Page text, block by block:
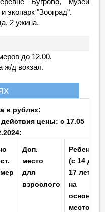
экопарк "Зооград".
2 ужина.
до 12.00.
ж/д вокзал.
в рублях:
цены: с 17.05
Доп.
место
для
взрослого
Ребенок
(с 14 до
17 лет)
на
основное
место